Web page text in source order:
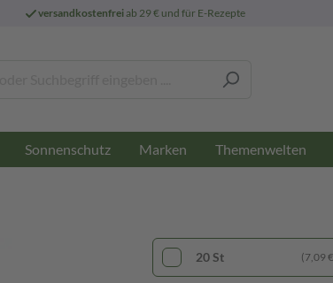
versandkostenfreiab 29 € und für E-Rezepte
Sonnenschutz Marken Themenwelten
20 St (7,09